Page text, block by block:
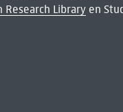
Research Libraryen